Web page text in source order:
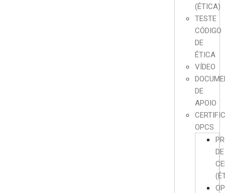
(ÉTICA)
TESTE
CÓDIGO
DE
ÉTICA
VÍDEO
DE
APOIO
OPCS
DE